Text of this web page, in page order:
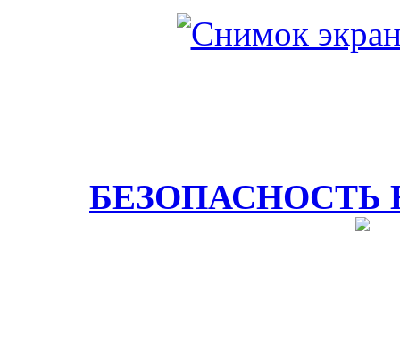
БЕЗОПАСНОСТЬ